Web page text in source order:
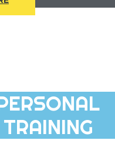
TRAINING